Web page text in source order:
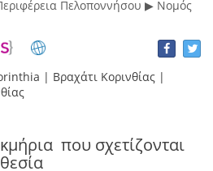
Πελοποννήσου ▶ Νομός
| Βραχάτι Κορινθίας |
που σχετίζονται